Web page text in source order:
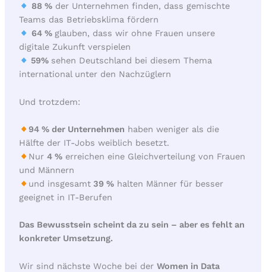
88 % der Unternehmen finden, dass gemischte
Teams das Betriebsklima fördern
64 % glauben, dass wir ohne Frauen unsere
digitale Zukunft verspielen
59% sehen Deutschland bei diesem Thema
international unter den Nachzüglern
Und trotzdem:
94 % der Unternehmen haben weniger als die
Hälfte der IT-Jobs weiblich besetzt.
Nur4 % erreichen eine Gleichverteilung von Frauen
und Männern
und insgesamt 39 % halten Männer für besser
geeignet in IT-Berufen
Das Bewusstsein scheint da zu sein – aber es fehlt an
konkreter Umsetzung.
Wir sind nächste Woche bei der Women in Data